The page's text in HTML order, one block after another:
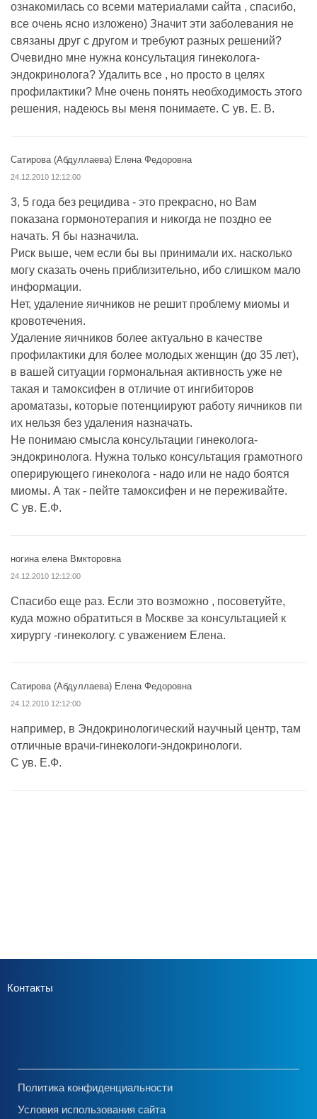
ознакомилась со всеми материалами сайта , спасибо,
все очень ясно изложено) Значит эти заболевания не
связаны друг с другом и требуют разных решений?
Очевидно мне нужна консультация гинеколога-
эндокринолога? Удалить все , но просто в целях
профилактики? Мне очень понять необходимость этого
решения, надеюсь вы меня понимаете. С ув. Е. В.
Сатирова (Абдуллаева) Елена Федоровна
24.12.2010 12:12:00
3, 5 года без рецидива - это прекрасно, но Вам
показана гормонотерапия и никогда не поздно ее
начать. Я бы назначила.
Риск выше, чем если бы вы принимали их. насколько
могу сказать очень приблизительно, ибо слишком мало
информации.
Нет, удаление яичников не решит проблему миомы и
кровотечения.
Удаление яичников более актуально в качестве
профилактики для более молодых женщин (до 35 лет),
в вашей ситуации гормональная активность уже не
такая и тамоксифен в отличие от ингибиторов
ароматазы, которые потенциируют работу яичников пи
их нельзя без удаления назначать.
Не понимаю смысла консультации гинеколога-
эндокринолога. Нужна только консультация грамотного
оперирующего гинеколога - надо или не надо боятся
миомы. А так - пейте тамоксифен и не переживайте.
С ув. Е.Ф.
ногина елена Вмкторовна
24.12.2010 12:12:00
Спасибо еще раз. Если это возможно , посоветуйте,
куда можно обратиться в Москве за консультацией к
хирургу -гинекологу. с уважением Елена.
Сатирова (Абдуллаева) Елена Федоровна
24.12.2010 12:12:00
например, в Эндокринологический научный центр, там
отличные врачи-гинекологи-эндокринологи.
С ув. Е.Ф.
Контакты
Политика конфиденциальности
Условия использования сайта